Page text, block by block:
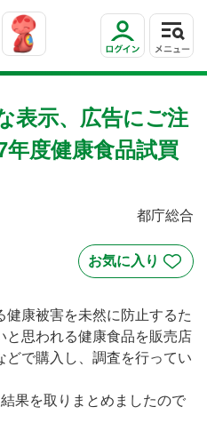
表示、広告にご注
度健康食品試買
都庁総合
康被害を未然に防止するた
と思われる健康食品を販売店
で購入し、調査を行ってい
果を取りまとめましたので